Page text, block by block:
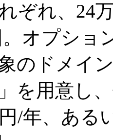
ぞれ、24
。オプショ
のドメイ
を用意し
/年、ある